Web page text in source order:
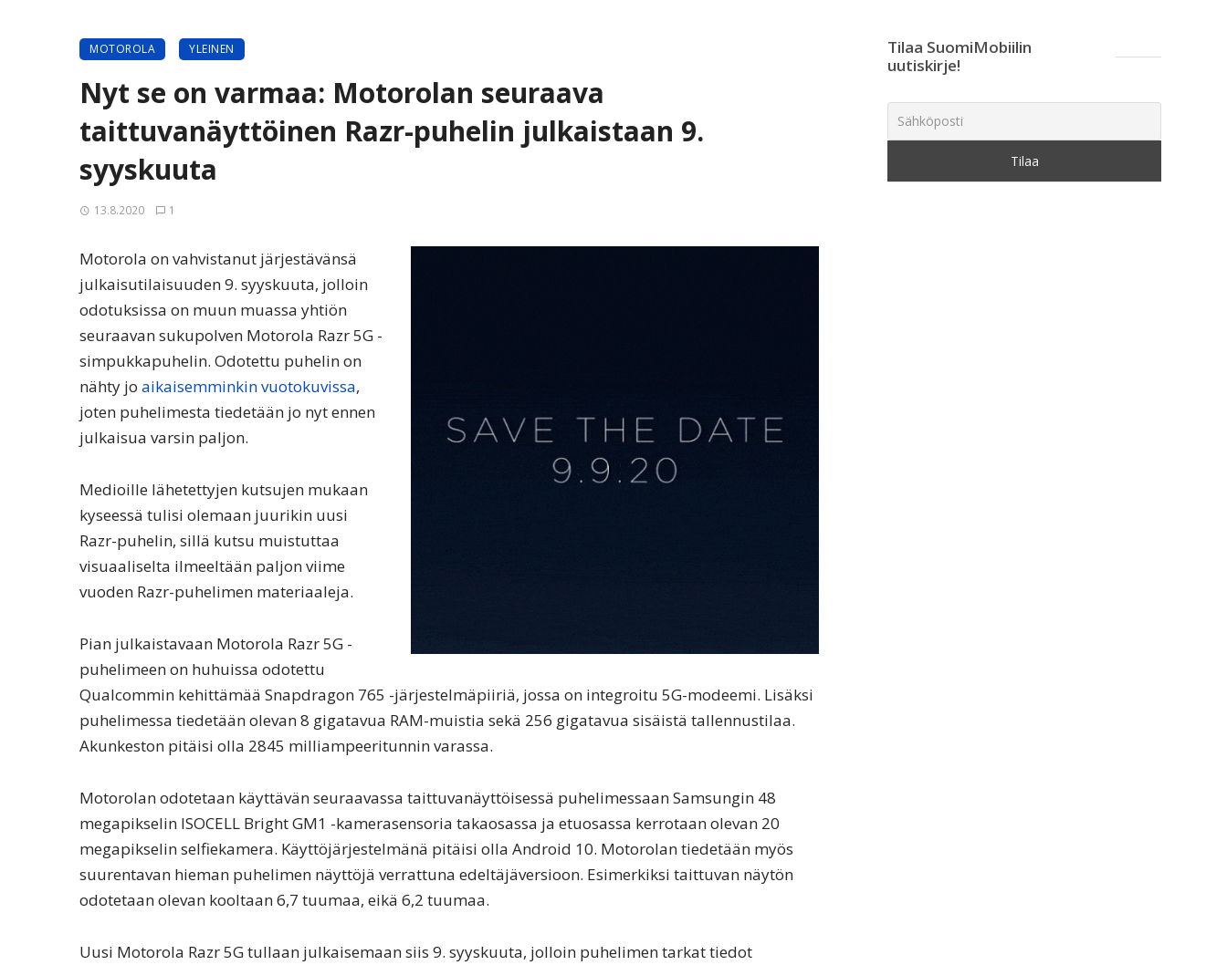
MOTOROLA YLEINEN
Nyt se on varmaa: Motorolan seuraava
taittuvanäyttöinen Razr-puhelin julkaistaan 9.
syyskuuta
13.8.2020 1
Motorola on vahvistanut järjestävänsä
julkaisutilaisuuden 9. syyskuuta, jolloin
odotuksissa on muun muassa yhtiön
seuraavan sukupolven Motorola Razr 5G -
simpukkapuhelin. Odotettu puhelin on
nähty jo aikaisemminkin vuotokuvissa,
joten puhelimesta tiedetään jo nyt ennen
julkaisua varsin paljon.
Medioille lähetettyjen kutsujen mukaan
kyseessä tulisi olemaan juurikin uusi
Razr-puhelin, sillä kutsu muistuttaa
visuaaliselta ilmeeltään paljon viime
vuoden Razr-puhelimen materiaaleja.
Pian julkaistavaan Motorola Razr 5G -
puhelimeen on huhuissa odotettu
Qualcommin kehittämää Snapdragon 765 -järjestelmäpiiriä, jossa on integroitu 5G-modeemi. Lisäksi
puhelimessa tiedetään olevan 8 gigatavua RAM-muistia sekä 256 gigatavua sisäistä tallennustilaa.
Akunkeston pitäisi olla 2845 milliampeeritunnin varassa.
Motorolan odotetaan käyttävän seuraavassa taittuvanäyttöisessä puhelimessaan Samsungin 48
megapikselin ISOCELL Bright GM1 -kamerasensoria takaosassa ja etuosassa kerrotaan olevan 20
megapikselin selfiekamera. Käyttöjärjestelmänä pitäisi olla Android 10. Motorolan tiedetään myös
suurentavan hieman puhelimen näyttöjä verrattuna edeltäjäversioon. Esimerkiksi taittuvan näytön
odotetaan olevan kooltaan 6,7 tuumaa, eikä 6,2 tuumaa.
Uusi Motorola Razr 5G tullaan julkaisemaan siis 9. syyskuuta, jolloin puhelimen tarkat tiedot
Tilaa SuomiMobiilin
uutiskirje!